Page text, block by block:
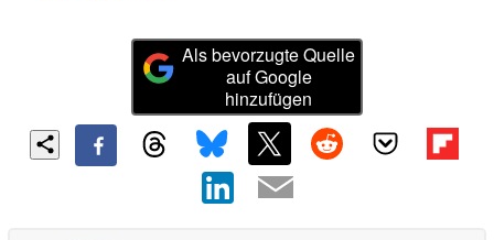
Als bevorzugte Quelle
auf Google
hinzufügen